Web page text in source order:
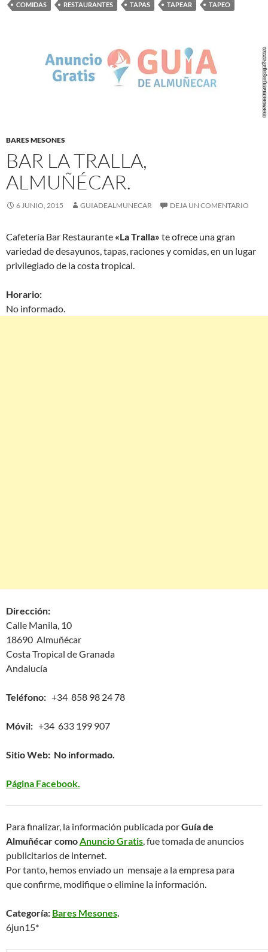
COMIDAS
RESTAURANTES TAPAS TAPEAR TAPEO
BARES MESONES
BAR LA TRALLA,
ALMUÑÉCAR.
6 JUNIO, 2015 GUIADEALMUNECAR DEJA UN COMENTARIO
Cafetería Bar Restaurante «La Tralla» te ofrece una gran
variedad de desayunos, tapas, raciones y comidas, en un lugar
privilegiado de la costa tropical.
Horario:
No informado.
Dirección:
Calle Manila, 10
18690 Almuñécar
Costa Tropical de Granada
Andalucía
Teléfono: +34 858 98 24 78
Móvil: +34 633 199 907
Sitio Web: No informado.
Página Facebook.
Para finalizar, la información publicada porGuía de
Almuñécar comoAnuncio Gratis, fue tomada de anuncios
publicitarios de internet.
Por tanto, hemos enviado un mensaje a la empresa para
que confirme, modifique o elimine la información.
Categoría: Bares Mesones.
6jun15*